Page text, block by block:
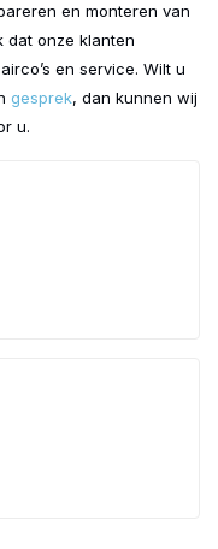
en monteren van
dat onze klanten
en service. Wilt u
gesprek, dan kunnen wij
u.